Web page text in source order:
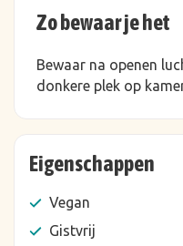
Zo bewaar je het
Bewaar na openen
donkere plek op
Eigenschappen
Vegan
Gistvrij